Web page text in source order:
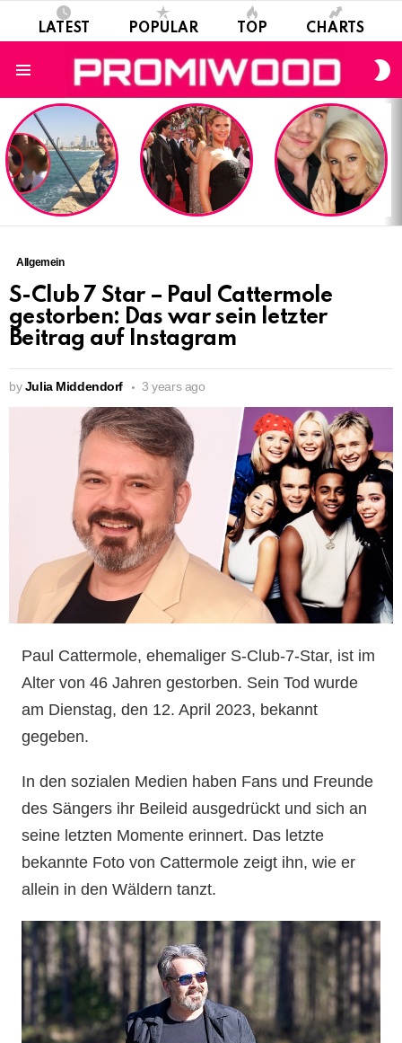
LATEST POPULAR TOP CHARTS
LATEST
STORIES
Allgemein
S-Club 7 Star – Paul Cattermole
gestorben: Das war sein letzter
Beitrag auf Instagram
by Julia Middendorf 3 years ago
Paul Cattermole, ehemaliger S-Club-7-Star, ist im
Alter von 46 Jahren gestorben. Sein Tod wurde
am Dienstag, den 12. April 2023, bekannt
gegeben.
In den sozialen Medien haben Fans und Freunde
des Sängers ihr Beileid ausgedrückt und sich an
seine letzten Momente erinnert. Das letzte
bekannte Foto von Cattermole zeigt ihn, wie er
allein in den Wäldern tanzt.